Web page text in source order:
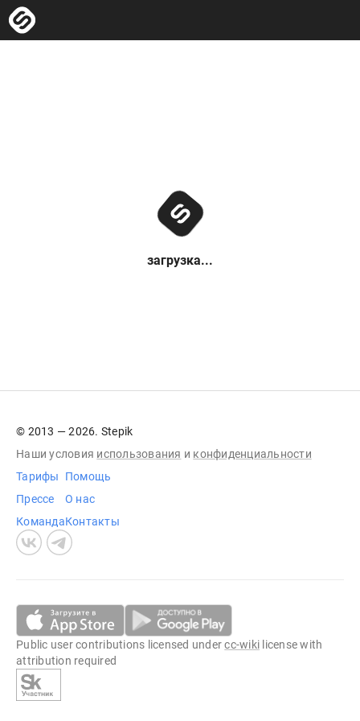
загрузка...
© 2013 — 2026. Stepik
Наши условия использования и конфиденциальности
Тарифы
Прессе
Команда
Помощь
О нас
Контакты
Public user contributions licensed undercc-wiki license with
attribution required